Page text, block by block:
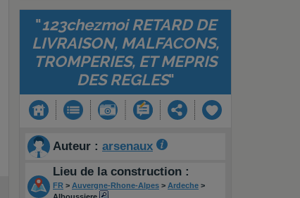
"123chezmoi RETARD DE
LIVRAISON, MALFACONS,
TROMPERIES, ET MEPRIS
DES REGLES"
Auteur : arsenaux
Lieu de la construction :
FR > Auvergne-Rhone-Alpes > Ardeche >